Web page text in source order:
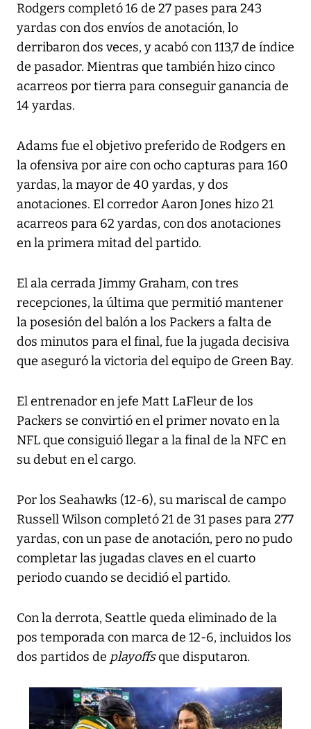
Rodgers completó 16 de 27 pases para 243
yardas con dos envíos de anotación, lo
derribaron dos veces, y acabó con 113,7 de índice
de pasador. Mientras que también hizo cinco
acarreos por tierra para conseguir ganancia de
14 yardas.
Adams fue el objetivo preferido de Rodgers en
la ofensiva por aire con ocho capturas para 160
yardas, la mayor de 40 yardas, y dos
anotaciones. El corredor Aaron Jones hizo 21
acarreos para 62 yardas, con dos anotaciones
en la primera mitad del partido.
El ala cerrada Jimmy Graham, con tres
recepciones, la última que permitió mantener
la posesión del balón a los Packers a falta de
dos minutos para el final, fue la jugada decisiva
que aseguró la victoria del equipo de Green Bay.
El entrenador en jefe Matt LaFleur de los
Packers se convirtió en el primer novato en la
NFL que consiguió llegar a la final de la NFC en
su debut en el cargo.
Por los Seahawks (12-6), su mariscal de campo
Russell Wilson completó 21 de 31 pases para 277
yardas, con un pase de anotación, pero no pudo
completar las jugadas claves en el cuarto
periodo cuando se decidió el partido.
Con la derrota, Seattle queda eliminado de la
pos temporada con marca de 12-6, incluidos los
dos partidos de playoffsque disputaron.